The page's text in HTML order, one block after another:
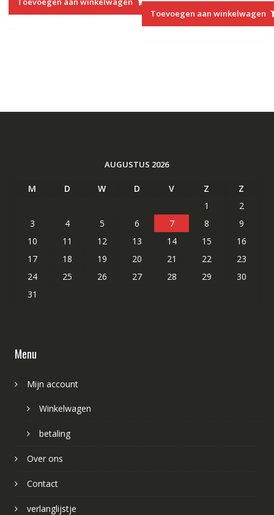
€27.00.€14.40.
was:
€27.00.
is:
€14.40.
Toevoegen aan winkelwagen
AUGUSTUS 2026
M D W D V Z
Z
1
2
3
4 5 6 7 8
9
10
11 12 13 14 15
16
17
18 19 20 21 22
23
24
25 26 27 28 29
30
31
Menu
Mijn account
Winkelwagen
betaling
Over ons
Contact
verlanglijstje